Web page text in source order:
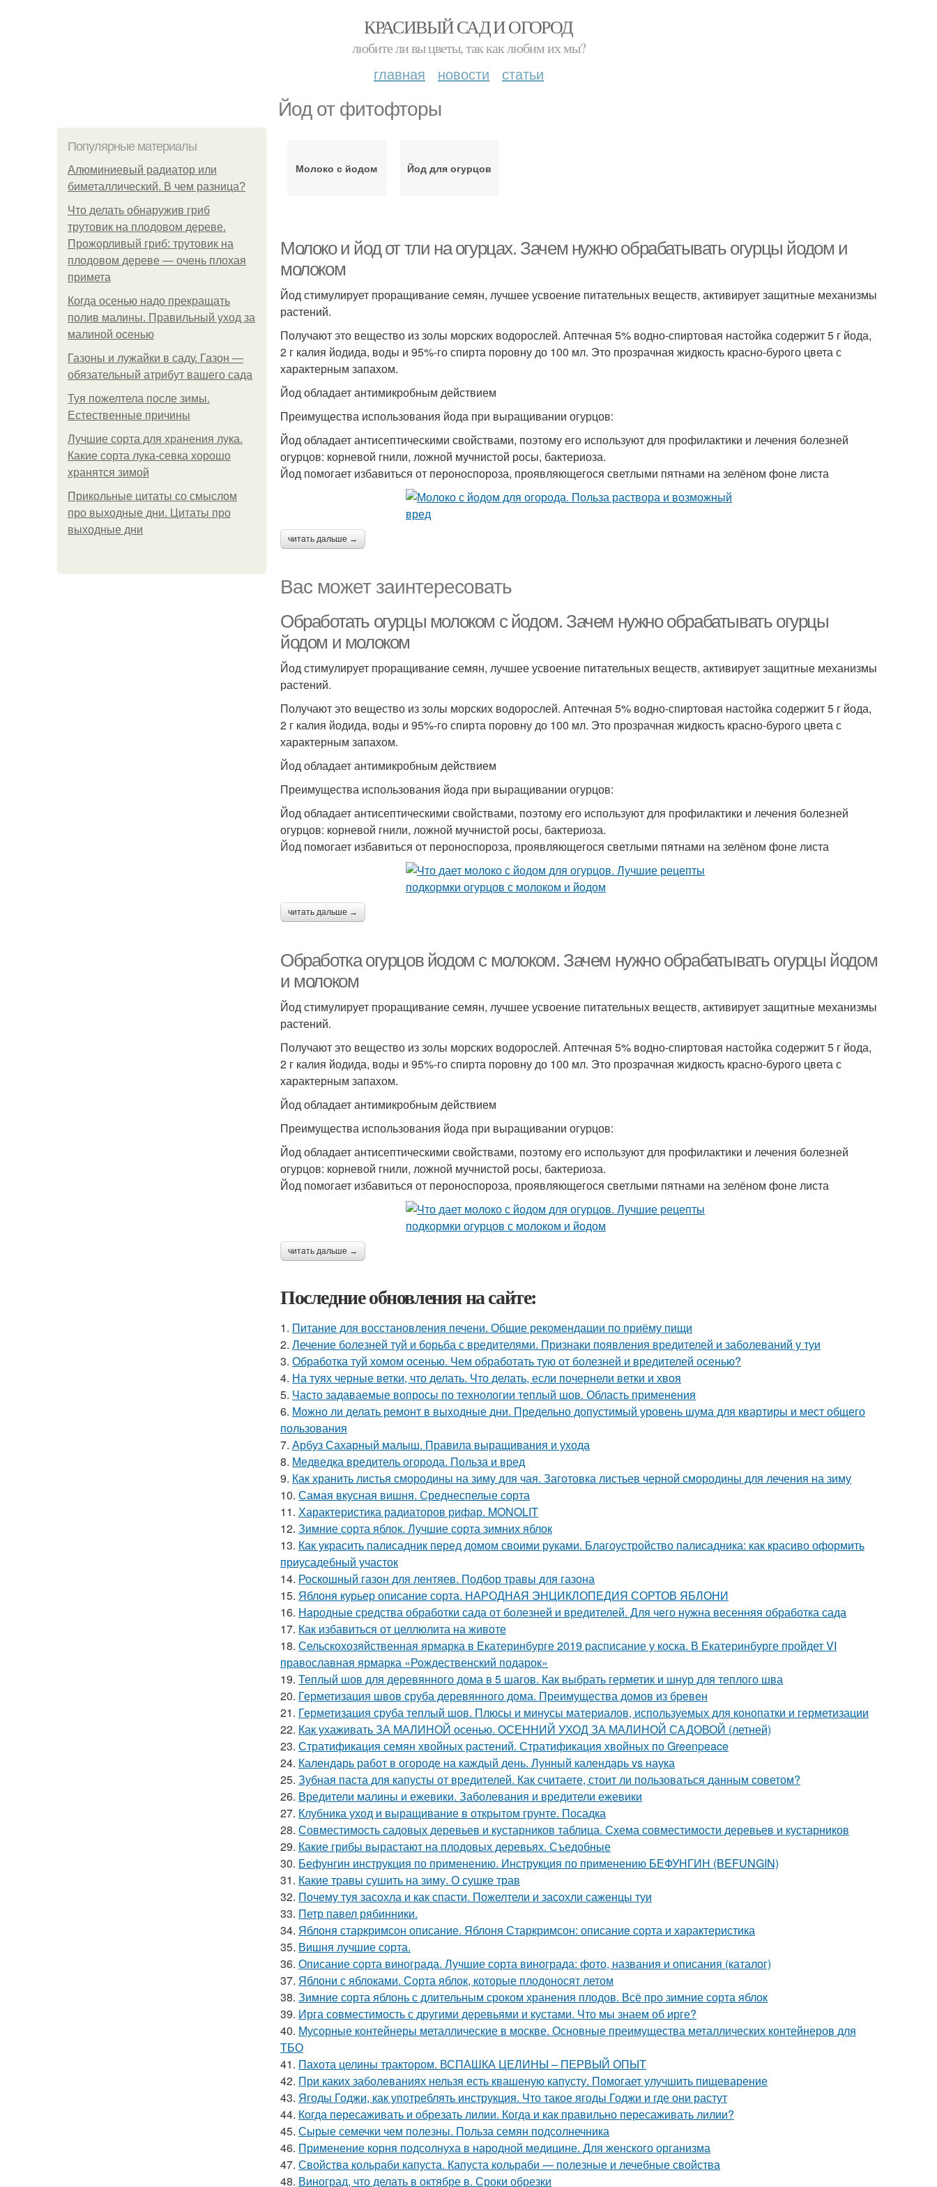
КРАСИВЫЙ САД И ОГОРОД
любите ли вы цветы, так как любим их мы?
главная новости статьи
Йод от фитофторы
Популярные материалы
Алюминиевый радиатор или
биметаллический. В чем разница?
Что делать обнаружив гриб
трутовик на плодовом дереве.
Прожорливый гриб: трутовик на
плодовом дереве — очень плохая
примета
Когда осенью надо прекращать
полив малины. Правильный уход за
малиной осенью
Газоны и лужайки в саду. Газон —
обязательный атрибут вашего сада
Туя пожелтела после зимы.
Естественные причины
Лучшие сорта для хранения лука.
Какие сорта лука-севка хорошо
хранятся зимой
Прикольные цитаты со смыслом
про выходные дни. Цитаты про
выходные дни
Молоко с йодом Йод для огурцов
Молоко и йод от тли на огурцах. Зачем нужно обрабатывать огурцы йодом и
молоком
Йод стимулирует проращивание семян, лучшее усвоение питательных веществ, активирует защитные механизмы
растений.
Получают это вещество из золы морских водорослей. Аптечная 5% водно-спиртовая настойка содержит 5 г йода,
2 г калия йодида, воды и 95%-го спирта поровну до 100 мл. Это прозрачная жидкость красно-бурого цвета с
характерным запахом.
Йод обладает антимикробным действием
Преимущества использования йода при выращивании огурцов:
Йод обладает антисептическими свойствами, поэтому его используют для профилактики и лечения болезней
огурцов: корневой гнили, ложной мучнистой росы, бактериоза.
Йод помогает избавиться от пероноспороза, проявляющегося светлыми пятнами на зелёном фоне листа
читать дальше →
Вас может заинтересовать
Обработать огурцы молоком с йодом. Зачем нужно обрабатывать огурцы
йодом и молоком
Йод стимулирует проращивание семян, лучшее усвоение питательных веществ, активирует защитные механизмы
растений.
Получают это вещество из золы морских водорослей. Аптечная 5% водно-спиртовая настойка содержит 5 г йода,
2 г калия йодида, воды и 95%-го спирта поровну до 100 мл. Это прозрачная жидкость красно-бурого цвета с
характерным запахом.
Йод обладает антимикробным действием
Преимущества использования йода при выращивании огурцов:
Йод обладает антисептическими свойствами, поэтому его используют для профилактики и лечения болезней
огурцов: корневой гнили, ложной мучнистой росы, бактериоза.
Йод помогает избавиться от пероноспороза, проявляющегося светлыми пятнами на зелёном фоне листа
читать дальше →
Обработка огурцов йодом с молоком. Зачем нужно обрабатывать огурцы йодом
и молоком
Йод стимулирует проращивание семян, лучшее усвоение питательных веществ, активирует защитные механизмы
растений.
Получают это вещество из золы морских водорослей. Аптечная 5% водно-спиртовая настойка содержит 5 г йода,
2 г калия йодида, воды и 95%-го спирта поровну до 100 мл. Это прозрачная жидкость красно-бурого цвета с
характерным запахом.
Йод обладает антимикробным действием
Преимущества использования йода при выращивании огурцов:
Йод обладает антисептическими свойствами, поэтому его используют для профилактики и лечения болезней
огурцов: корневой гнили, ложной мучнистой росы, бактериоза.
Йод помогает избавиться от пероноспороза, проявляющегося светлыми пятнами на зелёном фоне листа
читать дальше →
Последние обновления на сайте:
1. Питание для восстановления печени. Общие рекомендации по приёму пищи
2. Лечение болезней туй и борьба с вредителями. Признаки появления вредителей и заболеваний у туи
3. Обработка туй хомом осенью. Чем обработать тую от болезней и вредителей осенью?
4. На туях черные ветки, что делать. Что делать, если почернели ветки и хвоя
5. Часто задаваемые вопросы по технологии теплый шов. Область применения
6. Можно ли делать ремонт в выходные дни. Предельно допустимый уровень шума для квартиры и мест общего
пользования
7. Арбуз Сахарный малыш. Правила выращивания и ухода
8. Медведка вредитель огорода. Польза и вред
9. Как хранить листья смородины на зиму для чая. Заготовка листьев черной смородины для лечения на зиму
10. Самая вкусная вишня. Среднеспелые сорта
11. Характеристика радиаторов рифар. MONOLIT
12. Зимние сорта яблок. Лучшие сорта зимних яблок
13. Как украсить палисадник перед домом своими руками. Благоустройство палисадника: как красиво оформить
приусадебный участок
14. Роскошный газон для лентяев. Подбор травы для газона
15. Яблоня курьер описание сорта. НАРОДНАЯ ЭНЦИКЛОПЕДИЯ СОРТОВ ЯБЛОНИ
16. Народные средства обработки сада от болезней и вредителей. Для чего нужна весенняя обработка сада
17. Как избавиться от целлюлита на животе
18. Сельскохозяйственная ярмарка в Екатеринбурге 2019 расписание у коска. В Екатеринбурге пройдет VI
православная ярмарка «Рождественский подарок»
19. Теплый шов для деревянного дома в 5 шагов. Как выбрать герметик и шнур для теплого шва
20. Герметизация швов сруба деревянного дома. Преимущества домов из бревен
21. Герметизация сруба теплый шов. Плюсы и минусы материалов, используемых для конопатки и герметизации
22. Как ухаживать ЗА МАЛИНОЙ осенью. ОСЕННИЙ УХОД ЗА МАЛИНОЙ САДОВОЙ (летней)
23. Стратификация семян хвойных растений. Стратификация хвойных по Greenpeace
24. Календарь работ в огороде на каждый день. Лунный календарь vs наука
25. Зубная паста для капусты от вредителей. Как считаете, стоит ли пользоваться данным советом?
26. Вредители малины и ежевики. Заболевания и вредители ежевики
27. Клубника уход и выращивание в открытом грунте. Посадка
28. Совместимость садовых деревьев и кустарников таблица. Схема совместимости деревьев и кустарников
29. Какие грибы вырастают на плодовых деревьях. Съедобные
30. Бефунгин инструкция по применению. Инструкция по применению БЕФУНГИН (BEFUNGIN)
31. Какие травы сушить на зиму. О сушке трав
32. Почему туя засохла и как спасти. Пожелтели и засохли саженцы туи
33. Петр павел рябинники.
34. Яблоня старкримсон описание. Яблоня Старкримсон: описание сорта и характеристика
35. Вишня лучшие сорта.
36. Описание сорта винограда. Лучшие сорта винограда: фото, названия и описания (каталог)
37. Яблони с яблоками. Сорта яблок, которые плодоносят летом
38. Зимние сорта яблонь с длительным сроком хранения плодов. Всё про зимние сорта яблок
39. Ирга совместимость с другими деревьями и кустами. Что мы знаем об ирге?
40. Мусорные контейнеры металлические в москве. Основные преимущества металлических контейнеров для
ТБО
41. Пахота целины трактором. ВСПАШКА ЦЕЛИНЫ – ПЕРВЫЙ ОПЫТ
42. При каких заболеваниях нельзя есть квашеную капусту. Помогает улучшить пищеварение
43. Ягоды Годжи, как употреблять инструкция. Что такое ягоды Годжи и где они растут
44. Когда пересаживать и обрезать лилии. Когда и как правильно пересаживать лилии?
45. Сырые семечки чем полезны. Польза семян подсолнечника
46. Применение корня подсолнуха в народной медицине. Для женского организма
47. Свойства кольраби капуста. Капуста кольраби — полезные и лечебные свойства
48. Виноград, что делать в октябре в. Сроки обрезки